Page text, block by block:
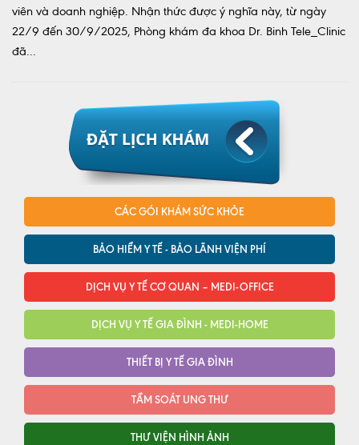
viên và doanh nghiệp. Nhận thức được ý nghĩa này, từ ngày
22/9 đến 30/9/2025, Phòng khám đa khoa Dr. Binh Tele_Clinic
đã...
CÁC GÓI KHÁM SỨC KHỎE
BẢO HIỂM Y TẾ - BẢO LÃNH VIỆN PHÍ
DỊCH VỤ Y TẾ CƠ QUAN – MEDI-OFFICE
DỊCH VỤ Y TẾ GIA ĐÌNH - MEDI-HOME
THIẾT BỊ Y TẾ GIA ĐÌNH
TẦM SOÁT UNG THƯ
THƯ VIỆN HÌNH ẢNH